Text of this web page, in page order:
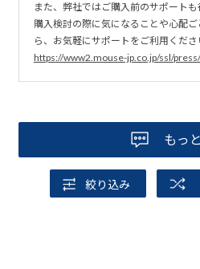
また、弊社ではご購入前のサポート
購入検討の際に気になることや心配
ら、お気軽にサポートをご利用くださ
https://www2.mouse-jp.co.jp/ssl/
もっ
絞り込み